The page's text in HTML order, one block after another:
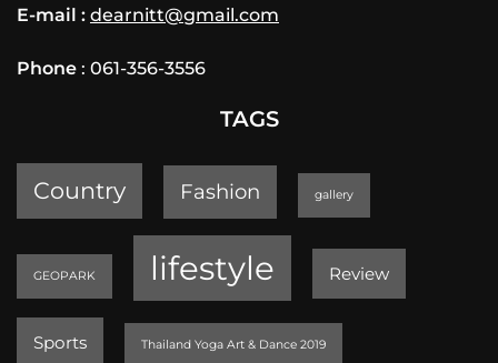
E-mail : dearnitt@gmail.com
Phone : 061-356-3556
TAGS
Country Fashion gallery
GEOPARK lifestyle Review
Sports Thailand Yoga Art & Dance 2019